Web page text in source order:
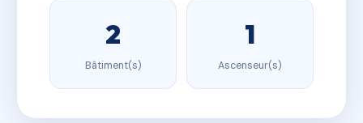
2
Bâtiment(s)
1
Ascenseur(s)